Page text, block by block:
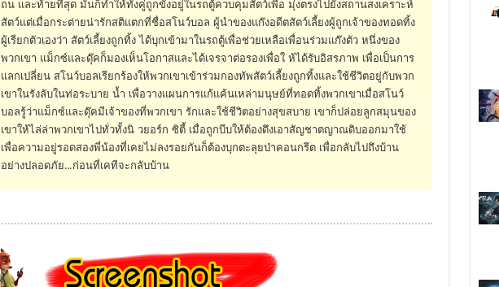
ถน และท้ายที่สุด มันก็ทำให้ทั้งคู่ถูกขังอยู่ในรถตู้ควบคุมสัตว์เพื่อ มุ่งตรงไปยังสถานสงเคราะห์
สัตว์แต่เมื่อกระต่ายน่ารักสติแตกที่ชื่อสโนว์บอล ผู้นำของแก๊งอดีตสัตว์เลี้ยงผู้ถูกเจ้าของทอดทิ้ง
ผู้เรียกตัวเองว่า สัตว์เลี้ยงถูกทิ้ง ได้บุกเข้ามาในรถตู้เพื่อช่วยเหลือเพื่อนร่วมแก๊งตัว หนึ่งของ
พวกเขา แม็กซ์และดุ๊คก็มองเห็นโอกาสและได้เจรจาต่อรองเพื่อใ ห้ได้รับอิสรภาพ เพื่อเป็นการ
แลกเปลี่ยน สโนว์บอลเรียกร้องให้พวกเขาเข้าร่วมกองทัพสัตว์เลี้ยงถูกทิ้งและใช้ชีวิตอยู่กับพวก
เขาในรังลับในท่อระบาย น้ำ เพื่อวางแผนการแก้แค้นเหล่ามนุษย์ที่ทอดทิ้งพวกเขาเมื่อสโนว์
บอลรู้ว่าแม็กซ์และดุ๊คมีเจ้าของที่พวกเขา รักและใช้ชีวิตอย่างสุขสบาย เขาก็ปล่อยลูกสมุนของ
เขาให้ไล่ล่าพวกเขาไปทั่วทั้งนิ วยอร์ก ซิตี้ เมื่อถูกบีบให้ต้องดึงเอาสัญชาตญาณดิบออกมาใช้
เพื่อความอยู่รอดสองพี่น้องที่เคยไม่ลงรอยกันก็ต้องบุกตะลุยป่าคอนกรีต เพื่อกลับไปถึงบ้าน
อย่างปลอดภัย…ก่อนที่เคทีจะกลับบ้าน